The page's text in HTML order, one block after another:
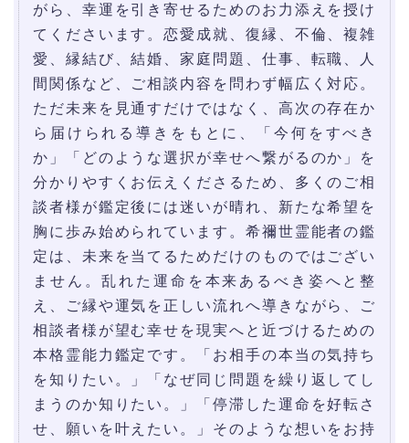
がら、幸運を引き寄せるためのお力添えを授け
てくださいます。恋愛成就、復縁、不倫、複雑
愛、縁結び、結婚、家庭問題、仕事、転職、人
間関係など、ご相談内容を問わず幅広く対応。
ただ未来を見通すだけではなく、高次の存在か
ら届けられる導きをもとに、「今何をすべき
か」「どのような選択が幸せへ繋がるのか」を
分かりやすくお伝えくださるため、多くのご相
談者様が鑑定後には迷いが晴れ、新たな希望を
胸に歩み始められています。希禰世霊能者の鑑
定は、未来を当てるためだけのものではござい
ません。乱れた運命を本来あるべき姿へと整
え、ご縁や運気を正しい流れへ導きながら、ご
相談者様が望む幸せを現実へと近づけるための
本格霊能力鑑定です。「お相手の本当の気持ち
を知りたい。」「なぜ同じ問題を繰り返してし
まうのか知りたい。」「停滞した運命を好転さ
せ、願いを叶えたい。」そのような想いをお持